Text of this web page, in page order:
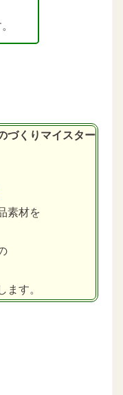
づくりマイスター
素材を
す。